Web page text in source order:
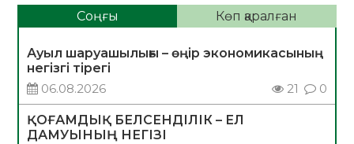
Соңғы Көп қаралған
Ауыл шаруашылығы – өңір экономикасының
негізгі тірегі
06.08.2026
21 0
ҚОҒАМДЫҚ БЕЛСЕНДІЛІК – ЕЛ
ДАМУЫНЫҢ НЕГІЗІ